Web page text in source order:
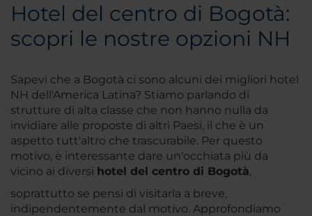
Hotel del centro di Bogotà:
scopri le nostre opzioni NH
Sapevi che a Bogotà ci sono alcuni dei migliori hotel
NH dell'America Latina? Stiamo parlando di
strutture di alta classe che non hanno nulla da
invidiare alle proposte di altri Paesi, il che è un
aspetto tutt'altro che trascurabile. Per questo
motivo, è interessante dare un'occhiata più da
vicino ai diversi hotel del centro di Bogotà,
soprattutto se pensi di visitarla a breve,
indipendentemente dal motivo. Approfondiamo